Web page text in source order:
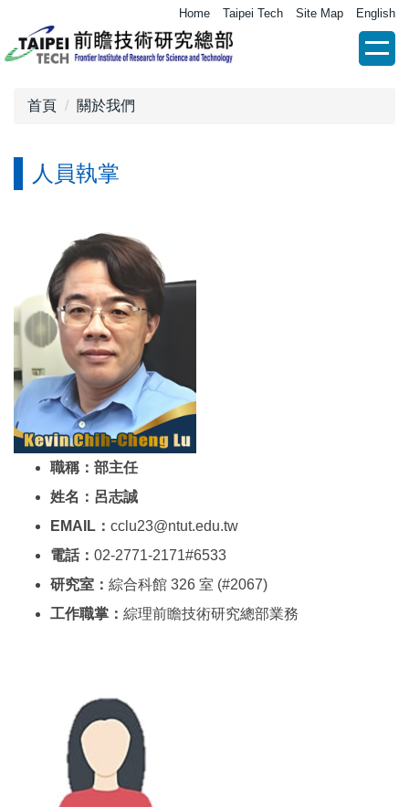
到
主
Home Taipei Tech Site Map English
首頁 關於我們
人員執掌
職稱：部主任
姓名：呂志誠
EMAIL： cclu23@ntut.edu.tw
電話： 02-2771-2171#6533
研究室： 綜合科館 326 室 (#2067)
工作職掌： 綜理前瞻技術研究總部業務